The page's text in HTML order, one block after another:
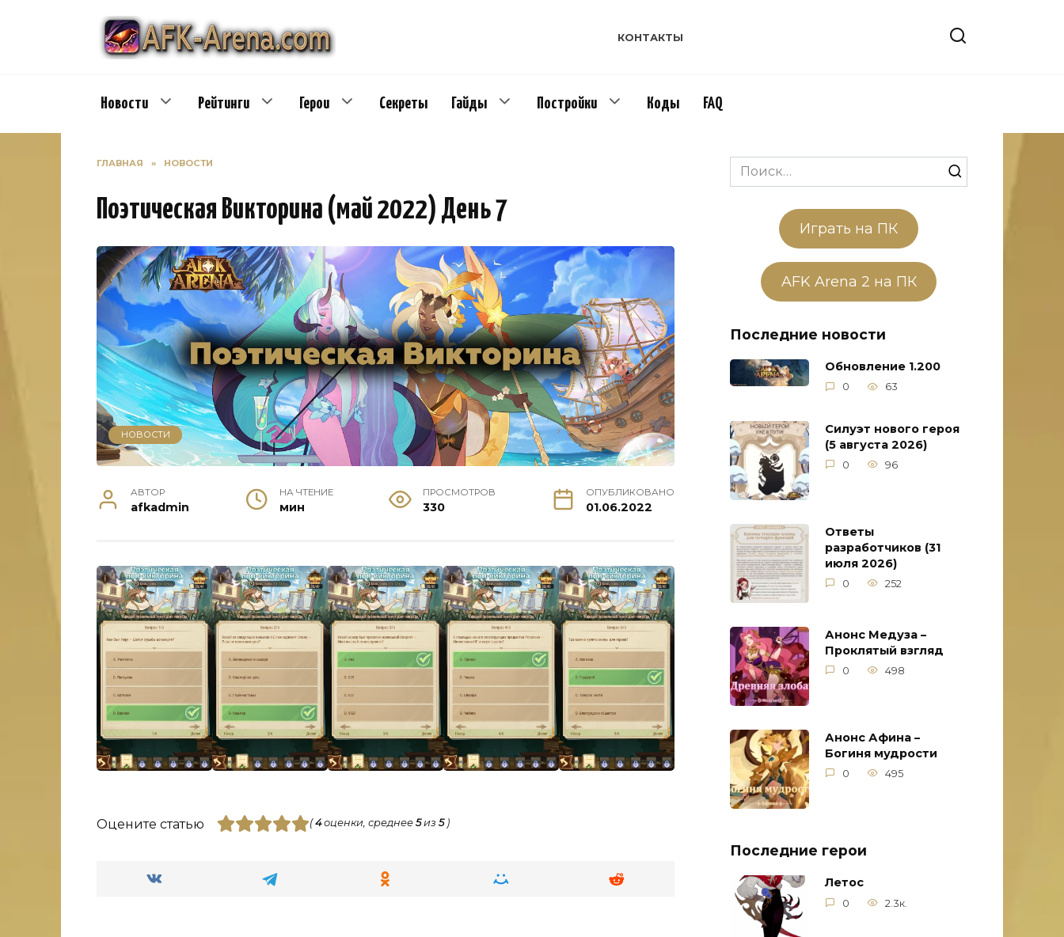
КОНТАКТЫ
Новости Рейтинги Герои Секреты Гайды Постройки Коды FAQ
ГЛАВНАЯ » НОВОСТИ
Поэтическая Викторина (май 2022) День 7
НОВОСТИ
АВТОР
afkadmin
НА ЧТЕНИЕ
мин
ПРОСМОТРОВ
330
ОПУБЛИКОВАНО
01.06.2022
Оцените статью (4оценки, среднее 5из 5)
Search
for:
Играть на ПК
AFK Arena 2 на ПК
Последние новости
Обновление 1.200
0 63
Силуэт нового героя
(5 августа 2026)
0 96
Ответы
разработчиков (31
июля 2026)
0 252
Анонс Медуза –
Проклятый взгляд
0 498
Анонс Афина –
Богиня мудрости
0 495
Последние герои
Летос
0 2.3к.